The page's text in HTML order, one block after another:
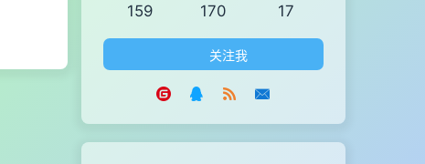
159 170 17
关注我